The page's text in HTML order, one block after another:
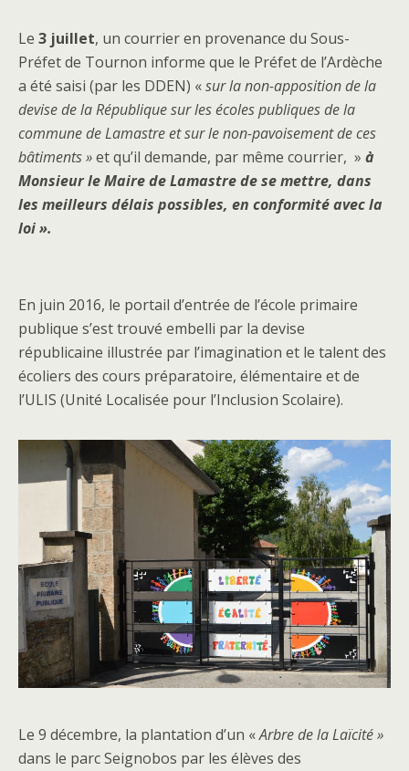
Le 3 juillet, un courrier en provenance du Sous-
Préfet de Tournon informe que le Préfet de l’Ardèche
a été saisi (par les DDEN) «sur la non-apposition de la
devise de la République sur les écoles publiques de la
commune de Lamastre et sur le non-pavoisement de ces
bâtiments »et qu’il demande, par même courrier, » à
Monsieur le Maire de Lamastre de semettre, dans
les meilleurs délais possibles, en conformité avec la
loi ».
En juin 2016, le portail d’entrée de l’école primaire
publique s’est trouvé embelli par la devise
républicaine illustrée par l’imagination et le talent des
écoliers des cours préparatoire, élémentaire et de
l’ULIS (Unité Localisée pour l’Inclusion Scolaire).
Le 9 décembre, la plantation d’un «Arbre de la Laïcité »
dans le parc Seignobos par les élèves des